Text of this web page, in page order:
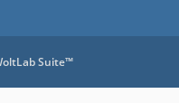
Suite™